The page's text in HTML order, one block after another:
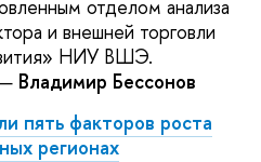
отделом анализа
и внешней торговли
НИУ ВШЭ.
Владимир Бессонов
пять факторов роста
регионах